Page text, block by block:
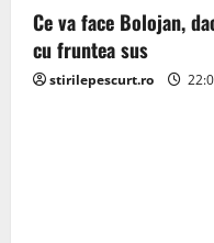
Ce va face Bolojan,
cu fruntea sus
stirilepescurt.ro